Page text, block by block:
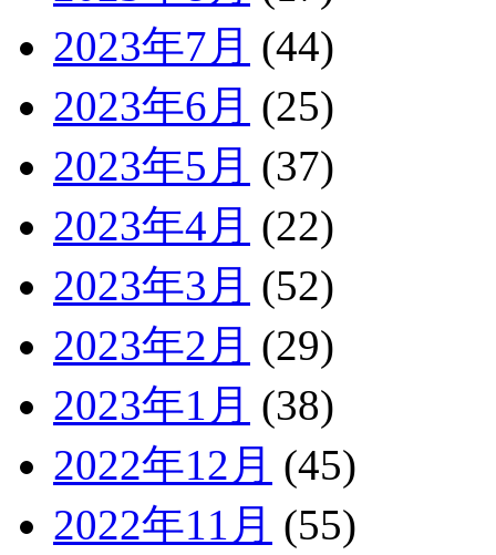
2023年7月 (44)
2023年6月 (25)
2023年5月 (37)
2023年4月 (22)
2023年3月 (52)
2023年2月 (29)
2023年1月 (38)
2022年12月 (45)
2022年11月 (55)